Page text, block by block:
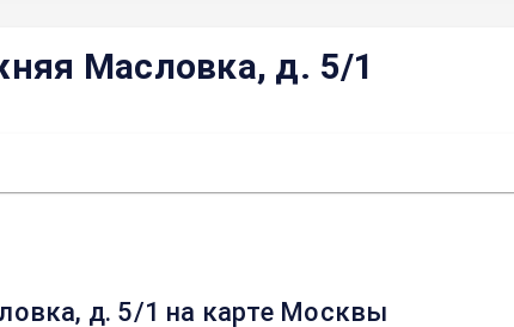
Масловка, д. 5/1
д. 5/1 на карте Москвы